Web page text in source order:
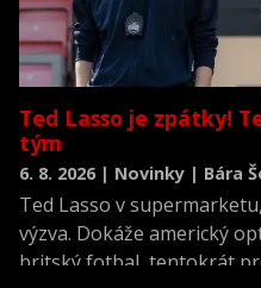
Ted Lasso je zpátky!
tým
6. 8. 2026 | Novinky | Bára
Ted Lasso v
výzva. Dokáže americký
britský fotbal, tentokrát